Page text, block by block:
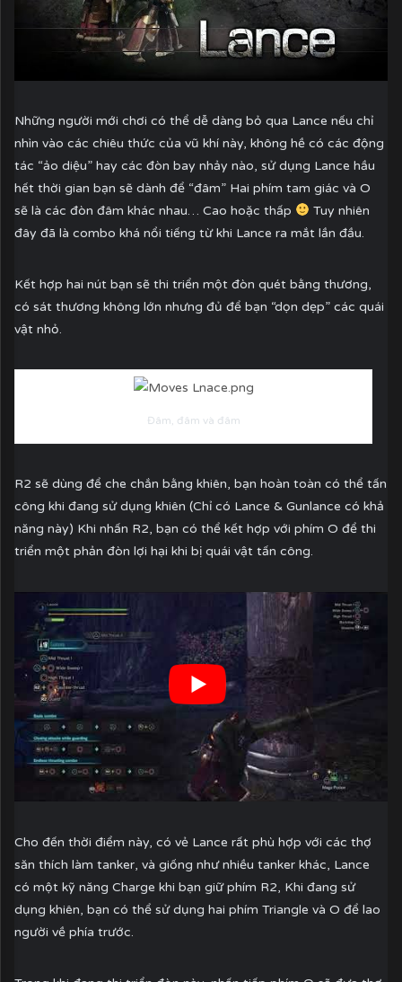
Những người mới chơi có thể dễ dàng bỏ qua Lance nếu chỉ
nhìn vào các chiêu thức của vũ khí này, không hề có các động
tác “ảo diệu” hay các đòn bay nhảy nào, sử dụng Lance hầu
hết thời gian bạn sẽ dành để “đâm” Hai phím tam giác và O
sẽ là các đòn đâm khác nhau… Cao hoặc thấp
Tuy nhiên
đây đã là combo khá nổi tiếng từ khi Lance ra mắt lần đầu.
Kết hợp hai nút bạn sẽ thi triển một đòn quét bằng thương,
có sát thương không lớn nhưng đủ để bạn “dọn dẹp” các quái
vật nhỏ.
Đâm, đâm và đâm
R2 sẽ dùng để che chắn bằng khiên, bạn hoàn toàn có thể tấn
công khi đang sử dụng khiên (Chỉ có Lance & Gunlance có khả
năng này) Khi nhấn R2, bạn có thể kết hợp với phím O để thi
triển một phản đòn lợi hại khi bị quái vật tấn công.
Cho đến thời điểm này, có vẻ Lance rất phù hợp với các thợ
săn thích làm tanker, và giống như nhiều tanker khác, Lance
có một kỹ năng Charge khi bạn giữ phím R2, Khi đang sử
dụng khiên, bạn có thể sử dụng hai phím Triangle và O để lao
người về phía trước.